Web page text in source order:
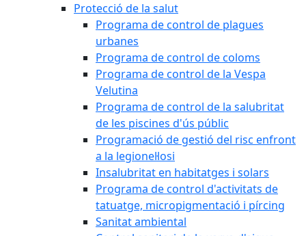
Protecció de la salut
Programa de control de plagues
urbanes
Programa de control de coloms
Programa de control de la Vespa
Velutina
Programa de control de la salubritat
de les piscines d'ús públic
Programació de gestió del risc enfront
a la legionel·losi
Insalubritat en habitatges i solars
Programa de control d'activitats de
tatuatge, micropigmentació i pírcing
Sanitat ambiental